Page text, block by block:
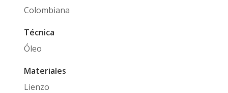
Colombiana
Técnica
Óleo
Materiales
Lienzo